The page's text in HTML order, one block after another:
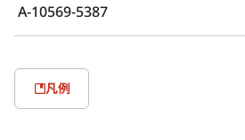
A-10569-5387
凡例